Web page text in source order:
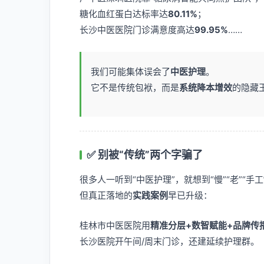
糖化血红蛋白达标率达80.11%；
长沙中医医院门诊满意度高达99.95%……
我们可能集体误会了中医护理。
它不是传统包袱，而是系统降本增效的隐藏
✅ 别被“传统”两个字骗了
很多人一听到“中医护理”，就想到“慢”“老”“手工
但真正落地的实践案例早已升级：
桂林市中医医院用精准分层+数智赋能+品牌传
长沙医院开午间/周末门诊，还建延续护理群。